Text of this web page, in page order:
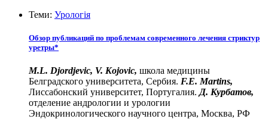
Теми: Урологія
Обзор публикаций по проблемам современного лечения стриктур
уретры*
M.L. Djordjevic, V. Kojovic, школа медицины
Белградского университета, Сербия. F.E. Martins,
Лиссабонский университет, Португалия. Д. Курбатов,
отделение андрологии и урологии
Эндокринологического научного центра, Москва, РФ